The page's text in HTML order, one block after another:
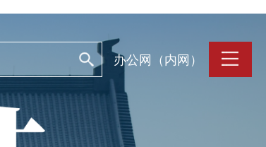
办公网（内网）
支持保障